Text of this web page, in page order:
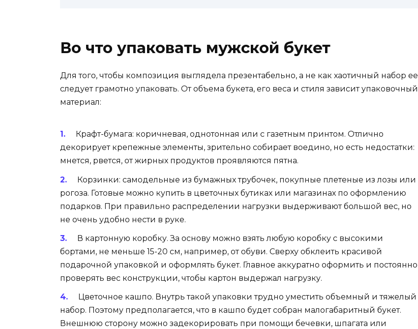
Во что упаковать мужской букет
Для того, чтобы композиция выглядела презентабельно, а не как хаотичный набор ее
следует грамотно упаковать. От объема букета, его веса и стиля зависит упаковочный
материал:
Крафт-бумага: коричневая, однотонная или с газетным принтом. Отлично
декорирует крепежные элементы, зрительно собирает воедино, но есть недостатки:
мнется, рвется, от жирных продуктов проявляются пятна.
Корзинки: самодельные из бумажных трубочек, покупные плетеные из лозы или
рогоза. Готовые можно купить в цветочных бутиках или магазинах по оформлению
подарков. При правильно распределении нагрузки выдерживают большой вес, но
не очень удобно нести в руке.
В картонную коробку. За основу можно взять любую коробку с высокими
бортами, не меньше 15-20 см, например, от обуви. Сверху обклеить красивой
подарочной упаковкой и оформлять букет. Главное аккуратно оформить и постоянно
проверять вес конструкции, чтобы картон выдержал нагрузку.
Цветочное кашпо. Внутрь такой упаковки трудно уместить объемный и тяжелый
набор. Поэтому предполагается, что в кашпо будет собран малогабаритный букет.
Внешнюю сторону можно задекорировать при помощи бечевки, шпагата или